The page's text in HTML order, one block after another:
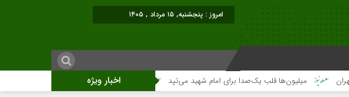
امروز : پنجشنبه, ۱۵ مرداد , ۱۴۰۵
اخبار ویژه میلیون‌ها قلب یک‌صدا برای امام شهید می‌تپد نمایشگاه آثار هنری ویژه ارتحال امام (ره)برگزار میگردد.